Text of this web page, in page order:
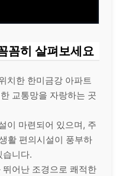
꼼히 살펴보세요
치한 한미금강 아파트
교통망을 자랑하는 곳
이 마련되어 있으며, 주
활 편의시설이 풍부하
습니다.
어난 조경으로 쾌적한